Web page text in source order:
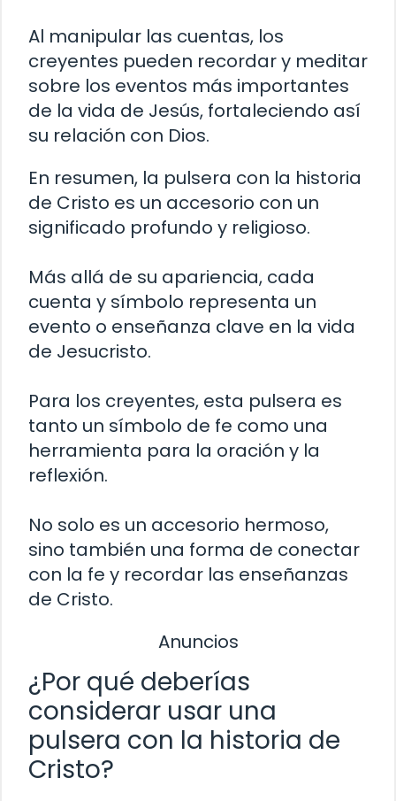
Al manipular las cuentas, los
creyentes pueden recordar y meditar
sobre los eventos más importantes
de la vida de Jesús, fortaleciendo así
su relación con Dios.
En resumen, la pulsera con la historia
de Cristo es un accesorio con un
significado profundo y religioso.
Más allá de su apariencia, cada
cuenta y símbolo representa un
evento o enseñanza clave en la vida
de Jesucristo.
Para los creyentes, esta pulsera es
tanto un símbolo de fe como una
herramienta para la oración y la
reflexión.
No solo es un accesorio hermoso,
sino también una forma de conectar
con la fe y recordar las enseñanzas
de Cristo.
Anuncios
¿Por qué deberías
considerar usar una
pulsera con la historia de
Cristo?